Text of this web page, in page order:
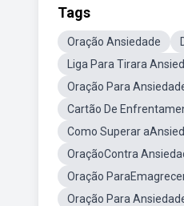
Tags
Oração Ansiedade
Liga Para Tirara
Oração Para
Cartão De
Como Superar
OraçãoContra
Oração
Oração Para